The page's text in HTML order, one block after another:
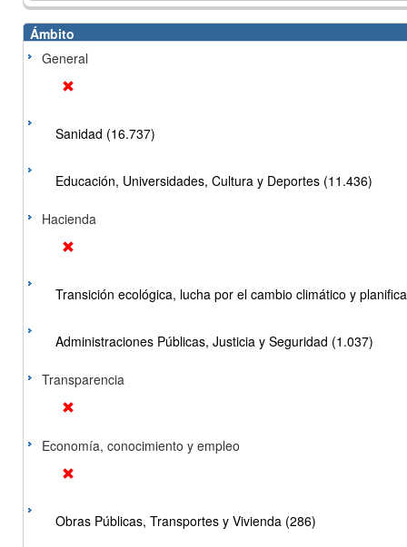
Ámbito
General
Sanidad (16.737)
Educación, Universidades, Cultura y Deportes (11.436)
Hacienda
Transición ecológica, lucha por el cambio climático y
Administraciones Públicas, Justicia y Seguridad (1.037)
Transparencia
Economía, conocimiento y empleo
Obras Públicas, Transportes y Vivienda (286)